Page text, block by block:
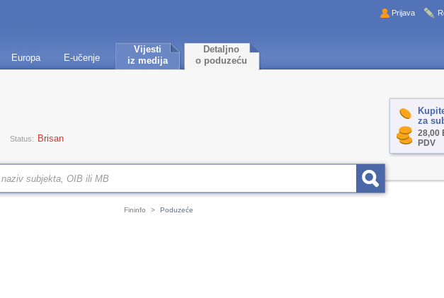
Europa E-učenje
Vijesti
iz medija
Detaljno
o poduzeću
Prijava
za
28,00
PDV
Status: Brisan
Fininfo > Poduzeće